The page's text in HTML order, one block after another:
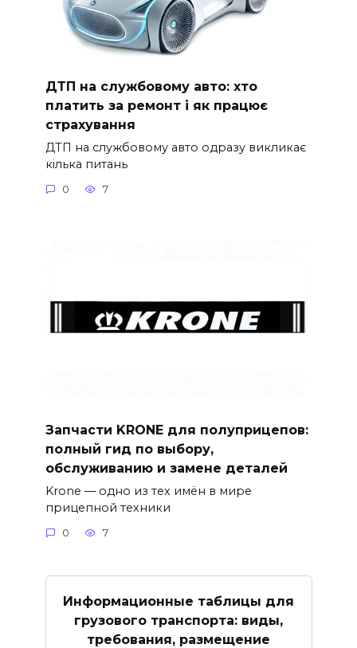
ДТП на службовому авто: хто
платить за ремонт і як працює
страхування
ДТП на службовому авто одразу викликає
кілька питань
0 7
Запчасти KRONE для полуприцепов:
полный гид по выбору,
обслуживанию и замене деталей
Krone — одно из тех имён в мире
прицепной техники
0 7
Информационные таблицы для
грузового транспорта: виды,
требования, размещение